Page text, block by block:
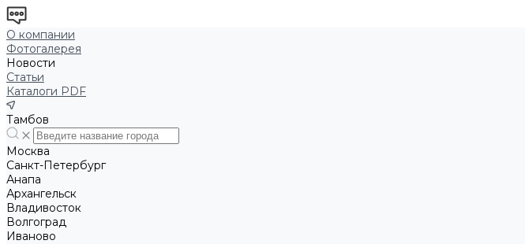
О компании
Фотогалерея
Новости
Статьи
Каталоги PDF
Тамбов
Москва
Санкт-Петербург
Анапа
Архангельск
Владивосток
Волгоград
Иваново